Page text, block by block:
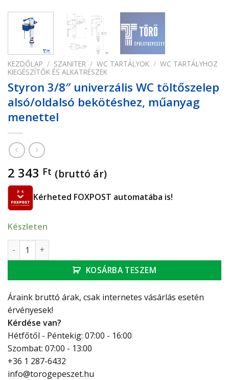
KEZDŐLAP / SZANITER / WC TARTÁLYOK / WC TARTÁLYHOZ
KIEGÉSZÍTŐK ÉS ALKATRÉSZEK
Styron 3/8″ univerzális WC töltőszelep
alsó/oldalsó bekötéshez, műanyag
menettel
2 343 Ft (bruttó ár)
Kérheted FOXPOST automatába is!
Készleten
Styron 3/8″ univerzális WC töltőszelep alsó/oldalsó
KOSÁRBA TESZEM
Áraink bruttó árak, csak internetes vásárlás esetén
érvényesek!
Kérdése van?
Hétfőtől - Péntekig: 07:00 - 16:00
Szombat: 07:00 - 13:00
+36 1 287-6432
info@torogepeszet.hu